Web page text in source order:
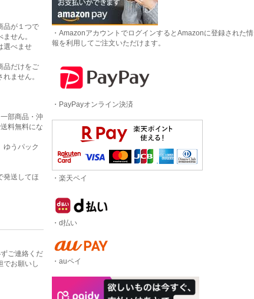
品が１つで
せん。
選べませ
品だけをご
ません。
部商品・沖
料無料にな
ゆうパック
発送してほ
ご連絡くだ
でお願いし
・AmazonアカウントでログインするとAmazonに登録された情
報を利用してご注文いただけます。
・PayPayオンライン決済
・楽天ペイ
・d払い
・auペイ